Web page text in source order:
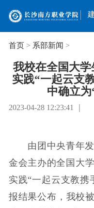
首页> 系部新闻 >
我校在全国大
实践“一起云支
中确立
2023-04-28 12:23:41 ｜
由团中央青年发
金会主办的全国大
实践“一起云支教携
报结果公布，我校